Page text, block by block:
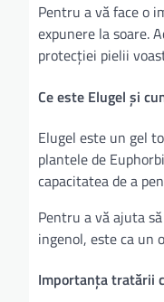
Pentru a vă face o
expunere la soare.
protecției pielii
Ce este Elugel și
Elugel este un gel
plantele de
capacitatea de a
Pentru a vă ajuta
ingenol, este ca un
Importanța tratării